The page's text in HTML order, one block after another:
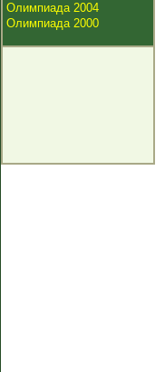
Олимпиада 2004
Олимпиада 2000